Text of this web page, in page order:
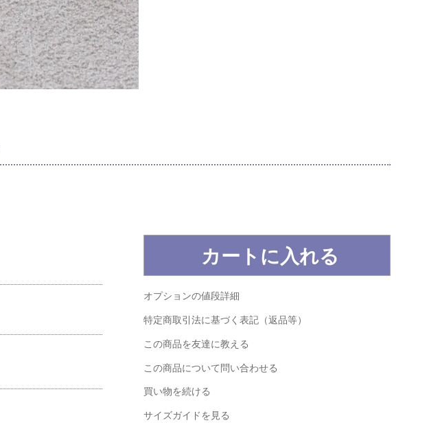
オプションの値段詳細
特定商取引法に基づく表記（返品等）
この商品を友達に教える
この商品について問い合わせる
買い物を続ける
サイズガイドを見る